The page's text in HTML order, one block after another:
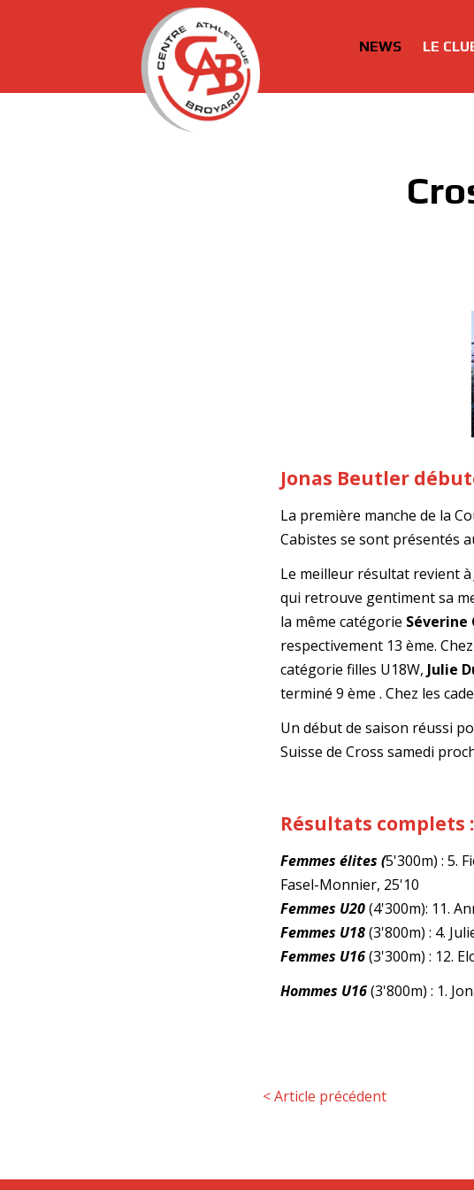
NEWS LE
Jonas Beutler
La première manche de la
Cabistes se sont présentés
Le meilleur résultat revient à
qui retrouve gentiment sa
la même catégorie
respectivement 13 ème.
catégorie filles U18W, Julie
terminé 9 ème . Chez les
Un début de saison réussi
Suisse de Cross samedi
Résultats complets :
Femmes élites (5'300m) : 5.
Fasel-Monnier, 25'10
Femmes U20(4'300m): 11.
Femmes U18(3'800m) : 4.
Femmes U16(3'300m) : 12.
Hommes U16(3'800m) : 1.
<Article précédent